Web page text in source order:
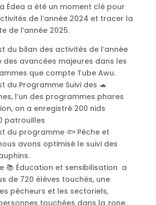
Édea a été un moment clé pour
de l’année 2024 et tracer la
de l’année 2025.
du bilan des activités de l’année
des avancées majeures dans les
que compte Tube Awu.
du Programme Suivi des 🐢
l’un des programmes phares
on a enregistré 200 nids
patrouilles
du programme 🐟 Pêche et
avons optimisé le suivi des
📚 Éducation et sensibilisation a
de 720 élèves touchés, une
pêcheurs et les sectoriels,